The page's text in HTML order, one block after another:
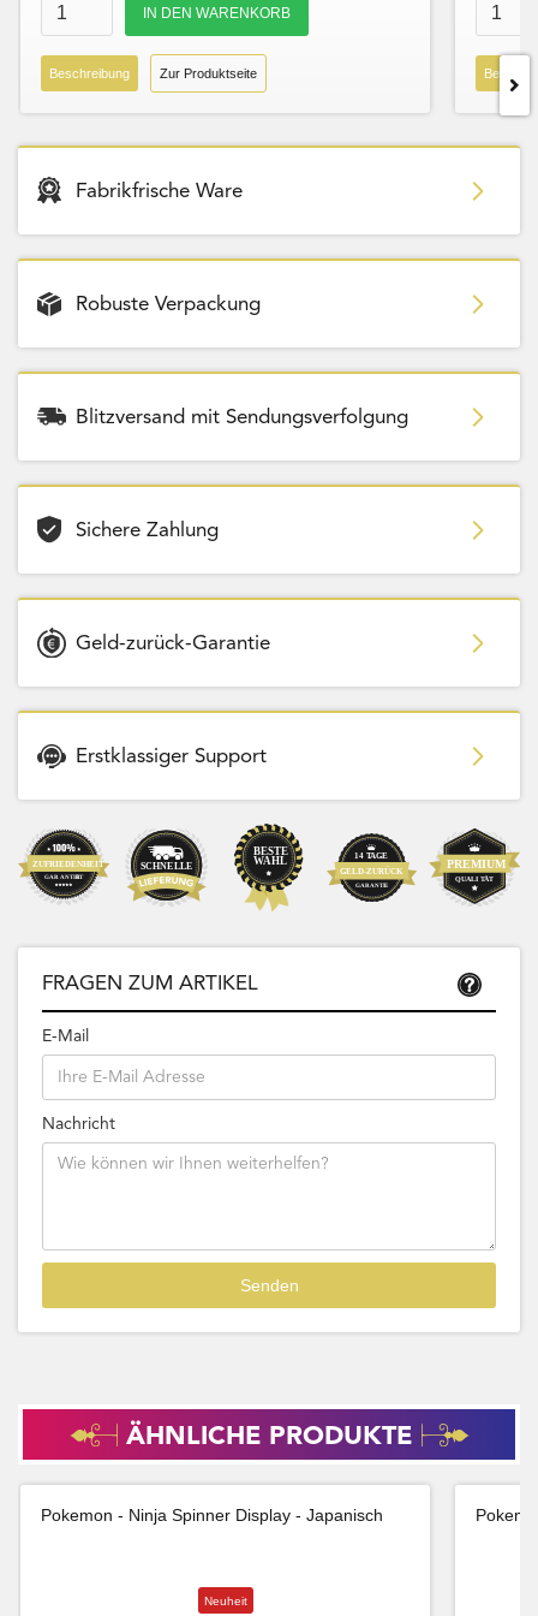
Beschreibung Zur Produktseite
Fabrikfrische Ware
Robuste Verpackung
Blitzversand mit Sendungsverfolgung
Sichere Zahlung
Geld-zurück-Garantie
Erstklassiger Support
FRAGEN ZUM ARTIKEL
E-Mail
Nachricht
ÄHNLICHE PRODUKTE
Pokemon - Ninja Spinner Display - Japanisch
Neuheit